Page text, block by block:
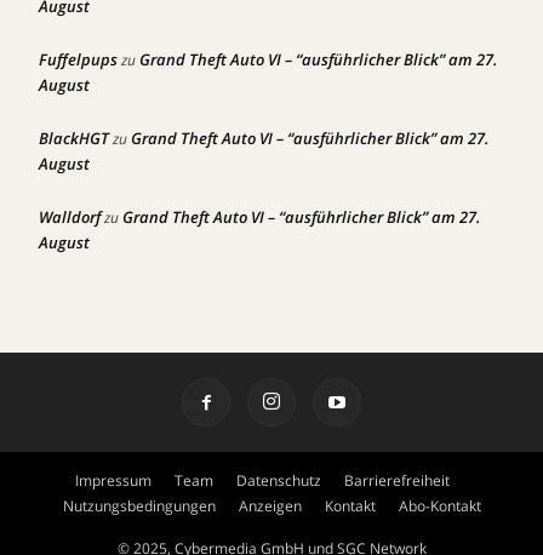
August
FuffelpupszuGrand Theft Auto VI – “ausführlicher Blick” am 27.
August
BlackHGTzuGrand Theft Auto VI – “ausführlicher Blick” am 27.
August
WalldorfzuGrand Theft Auto VI – “ausführlicher Blick” am 27.
August
Impressum Team Datenschutz
Barrierefreiheit
Nutzungsbedingungen
Anzeigen Kontakt Abo-Kontakt
© 2025, Cybermedia GmbH und SGC Network